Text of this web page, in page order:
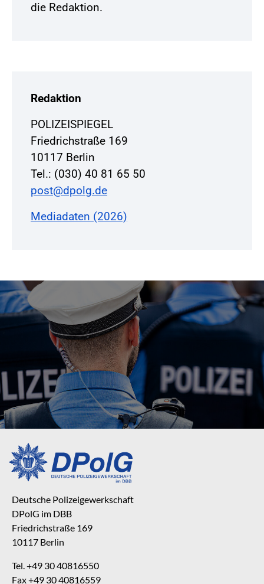
die Redaktion.
Redaktion
POLIZEISPIEGEL
Friedrichstraße 169
10117 Berlin
Tel.: (030) 40 81 65 50
post@dpolg.de
Mediadaten (2026)
Deutsche Polizeigewerkschaft
DPolG im DBB
Friedrichstraße 169
10117 Berlin
Tel. +49 30 40816550
Fax +49 30 40816559